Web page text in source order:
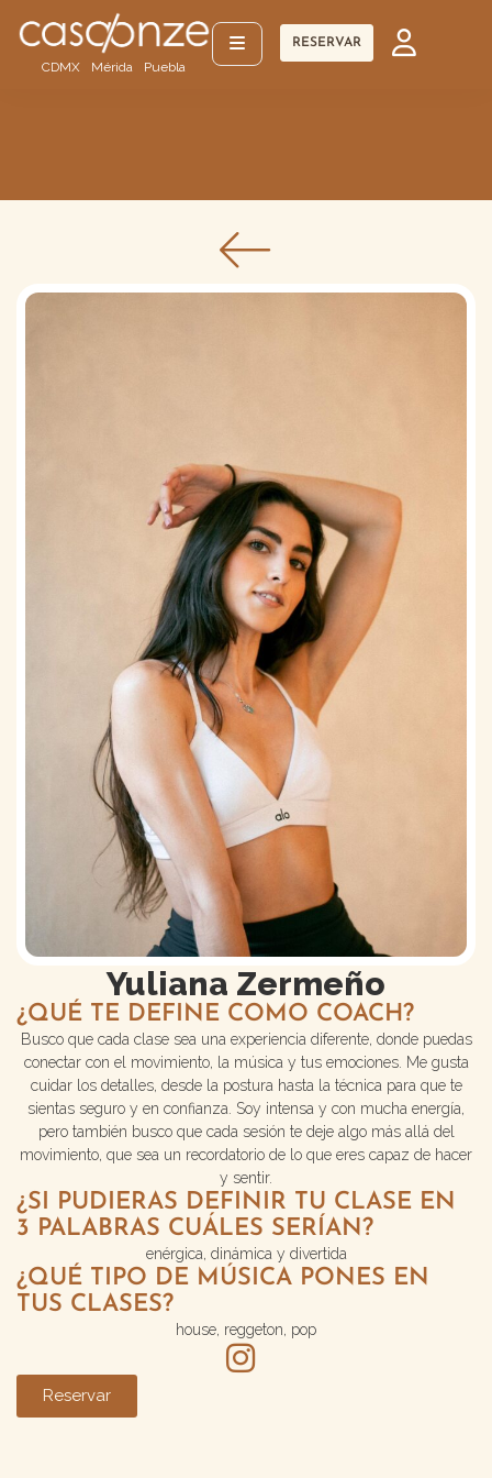
CDMX Mérida Puebla
RESERVAR
Yuliana Zermeño
¿QUÉ TE DEFINE COMO COACH?
Busco que cada clase sea una experiencia diferente, donde puedas
conectar con el movimiento, la música y tus emociones. Me gusta
cuidar los detalles, desde la postura hasta la técnica para que te
sientas seguro y en confianza. Soy intensa y con mucha energía,
pero también busco que cada sesión te deje algo más allá del
movimiento, que sea un recordatorio de lo que eres capaz de hacer
y sentir.
¿SI PUDIERAS DEFINIR TU CLASE EN
3 PALABRAS CUÁLES SERÍAN?
enérgica, dinámica y divertida
¿QUÉ TIPO DE MÚSICA PONES EN
TUS CLASES?
house, reggeton, pop
Reservar